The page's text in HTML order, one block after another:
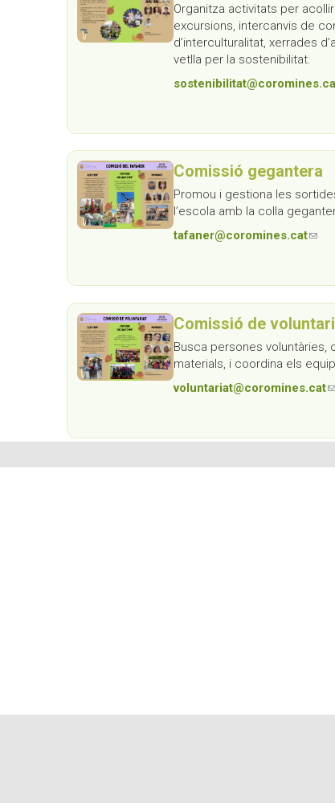
Organitza activitats per
excursions, intercanvis de
d’interculturalitat, xerrades
vetlla per la sostenibilitat.
Comissió gegantera
Promou i gestiona les
l’escola amb la colla
tafaner@coromines.cat(link
Comissió de
Busca persones voluntàries,
materials, i coordina els
voluntariat@coromines.cat